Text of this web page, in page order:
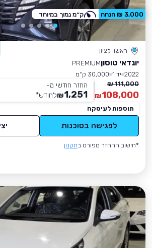
ראשון לציון
יונדאי טוסוןPREMIUM
2022 יד 1
30,000 ק״מ
111,000 ₪
108,000
₪
החזר חודשי מ-
1,251
₪לחודש*
תוספות לעיסקה
לפגישה בסוכנות
*חישוב ההחזר מפורט בתקנון
3,000 ₪ הנחה ק״מ נמוך במיוחד